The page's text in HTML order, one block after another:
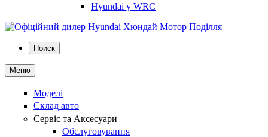
Hyundai у WRC
Поиск
Меню
Моделі
Склад авто
Сервіс та Аксесуари
Обслуговування